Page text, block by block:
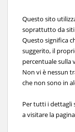
Questo sito
soprattutto da siti
Questo significa
suggerito, il
percentuale sulla
Non vi è nessun
che non sono in
Per tutti i dettagli
a visitare la